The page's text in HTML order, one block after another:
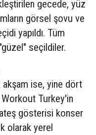
gecede, yüz
görsel şovu ve
yapıldı. Tüm
seçildiler.
akşam ise, yine dört
Turkey'in
gösterisi konser
olarak yerel